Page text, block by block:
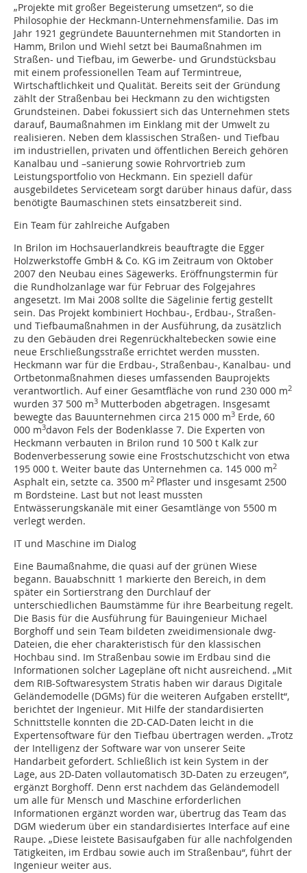
„Projekte mit großer Begeisterung umsetzen“, so die
Philosophie der Heckmann-Unternehmensfamilie. Das im
Jahr 1921 gegründete Bauunternehmen mit Standorten in
Hamm, Brilon und Wiehl setzt bei Baumaßnahmen im
Straßen- und Tiefbau, im Gewerbe- und Grundstücksbau
mit einem professionellen Team auf Termintreue,
Wirtschaftlichkeit und Qualität. Bereits seit der Gründung
zählt der Straßenbau bei Heckmann zu den wichtigsten
Grundsteinen. Dabei fokussiert sich das Unternehmen stets
darauf, Baumaßnahmen im Einklang mit der Umwelt zu
realisieren. Neben dem klassischen Straßen- und Tiefbau
im industriellen, privaten und öffentlichen Bereich gehören
Kanalbau und –sanierung sowie Rohrvortrieb zum
Leistungsportfolio von Heckmann. Ein speziell dafür
ausgebildetes Serviceteam sorgt darüber hinaus dafür, dass
benötigte Baumaschinen stets einsatzbereit sind.
Ein Team für zahlreiche Aufgaben
In Brilon im Hochsauerlandkreis beauftragte die Egger
Holzwerkstoffe GmbH & Co. KG im Zeitraum von Oktober
2007 den Neubau eines Sägewerks. Eröffnungstermin für
die Rundholzanlage war für Februar des Folgejahres
angesetzt. Im Mai 2008 sollte die Sägelinie fertig gestellt
sein. Das Projekt kombiniert Hochbau-, Erdbau-, Straßen-
und Tiefbaumaßnahmen in der Ausführung, da zusätzlich
zu den Gebäuden drei Regenrückhaltebecken sowie eine
neue Erschließungsstraße errichtet werden mussten.
Heckmann war für die Erdbau-, Straßenbau-, Kanalbau- und
Ortbetonmaßnahmen dieses umfassenden Bauprojekts
verantwortlich. Auf einer Gesamtfläche von rund 230 000 m2
wurden 37 500 m3 Mutterboden abgetragen. Insgesamt
bewegte das Bauunternehmen circa 215 000 m3 Erde, 60
000 m3davon Fels der Bodenklasse 7. Die Experten von
Heckmann verbauten in Brilon rund 10 500 t Kalk zur
Bodenverbesserung sowie eine Frostschutzschicht von etwa
195 000 t. Weiter baute das Unternehmen ca. 145 000 m2
Asphalt ein, setzte ca. 3500 m2 Pflaster und insgesamt 2500
m Bordsteine. Last but not least mussten
Entwässerungskanäle mit einer Gesamtlänge von 5500 m
verlegt werden.
IT und Maschine im Dialog
Eine Baumaßnahme, die quasi auf der grünen Wiese
begann. Bauabschnitt 1 markierte den Bereich, in dem
später ein Sortierstrang den Durchlauf der
unterschiedlichen Baumstämme für ihre Bearbeitung regelt.
Die Basis für die Ausführung für Bauingenieur Michael
Borghoff und sein Team bildeten zweidimensionale dwg-
Dateien, die eher charakteristisch für den klassischen
Hochbau sind. Im Straßenbau sowie im Erdbau sind die
Informationen solcher Lagepläne oft nicht ausreichend. „Mit
dem RIB-Softwaresystem Stratis haben wir daraus Digitale
Geländemodelle (DGMs) für die weiteren Aufgaben erstellt“,
berichtet der Ingenieur. Mit Hilfe der standardisierten
Schnittstelle konnten die 2D-CAD-Daten leicht in die
Expertensoftware für den Tiefbau übertragen werden. „Trotz
der Intelligenz der Software war von unserer Seite
Handarbeit gefordert. Schließlich ist kein System in der
Lage, aus 2D-Daten vollautomatisch 3D-Daten zu erzeugen“,
ergänzt Borghoff. Denn erst nachdem das Geländemodell
um alle für Mensch und Maschine erforderlichen
Informationen ergänzt worden war, übertrug das Team das
DGM wiederum über ein standardisiertes Interface auf eine
Raupe. „Diese leistete Basisaufgaben für alle nachfolgenden
Tätigkeiten, im Erdbau sowie auch im Straßenbau“, führt der
Ingenieur weiter aus.